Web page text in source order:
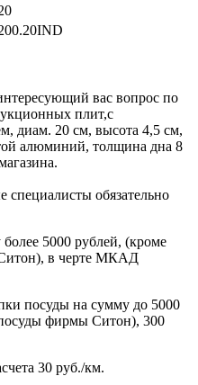
вас вопрос по
плит,с
диам. 20 см, высота 4,5 см,
алюминий, толщина дна 8
обязательно
5000 рублей, (кроме
в черте МКАД
посуды на сумму до 5000
фирмы Ситон), 300
30 руб./км.